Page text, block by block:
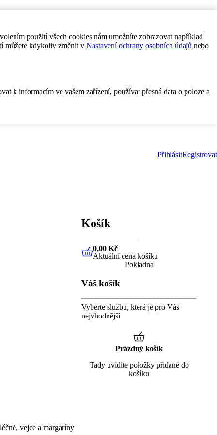
použití všech cookies nám umožníte zobrazovat například
můžete kdykoliv změnit v Nastavení ochrany osobních údajů nebo
k informacím ve vašem zařízení, používat přesná data o poloze a
PřihlásitRegistrovat
vejce a margaríny
Košík
0,00 KčAktuální cena košíku
0,00 Kč
Aktuální cena košíku
Pokladna
Váš košík
Vyberte službu, která je pro Vás
nejvhodnější
Prázdný košík
Tady uvidíte položky přidané do
košíku